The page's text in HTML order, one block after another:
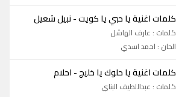
كلمات اغنية يا حبي يا كويت-نبيل شعيل
كلمات : عارف الهاشل
الحان : احمد اسدي
كلمات اغنية يا حلوك يا خليج-احلام
كلمات : عبداللطيف البناي